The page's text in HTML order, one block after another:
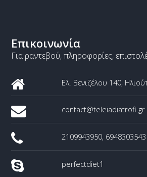
Επικοινωνία
Για ραντεβού, πληροφορίες,
Ελ. Βενιζέλου 140,
contact@teleiadiatrofi.gr
2109943950, 6948303543
perfectdiet1